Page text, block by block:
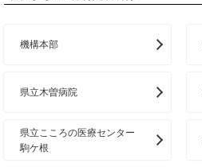
機構本部
県立木曽病院
県立こころの医療センター
駒ケ根